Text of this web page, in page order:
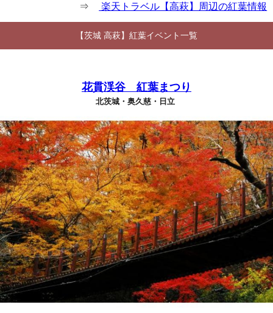
⇒ 楽天トラベル【高萩】周辺の紅葉情報
【茨城 高萩】紅葉イベント一覧
花貫渓谷 紅葉まつり
北茨城・奥久慈・日立